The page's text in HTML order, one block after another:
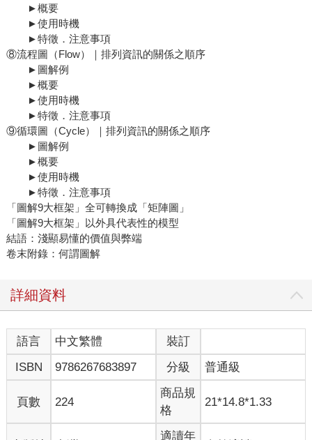
►概要
►使用時機
►特徵．注意事項
⑧流程圖（Flow）｜排列資訊的關係之順序
►圖解例
►概要
►使用時機
►特徵．注意事項
⑨循環圖（Cycle）｜排列資訊的關係之順序
►圖解例
►概要
►使用時機
►特徵．注意事項
「圖解9大框架」全可轉換成「矩陣圖」
「圖解9大框架」以外具代表性的模型
結語：淺顯易懂的價值與弊端
卷末附錄：何謂圖解
詳細資料
語言 中文繁體
裝訂
ISBN
9786267683897 分級 普通級
頁數 224
商品規
格
21*14.8*1.33
適讀年